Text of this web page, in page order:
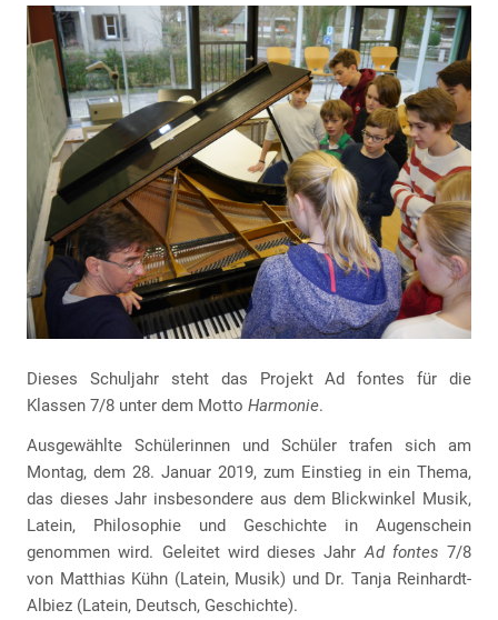
Dieses Schuljahr steht das Projekt Ad fontes für die
Klassen 7/8 unter dem Motto Harmonie.
Ausgewählte Schülerinnen und Schüler trafen sich am
Montag, dem 28. Januar 2019, zum Einstieg in ein Thema,
das dieses Jahr insbesondere aus dem Blickwinkel Musik,
Latein, Philosophie und Geschichte in Augenschein
genommen wird. Geleitet wird dieses JahrAd fontes 7/8
von Matthias Kühn (Latein, Musik) und Dr. Tanja Reinhardt-
Albiez (Latein, Deutsch, Geschichte).